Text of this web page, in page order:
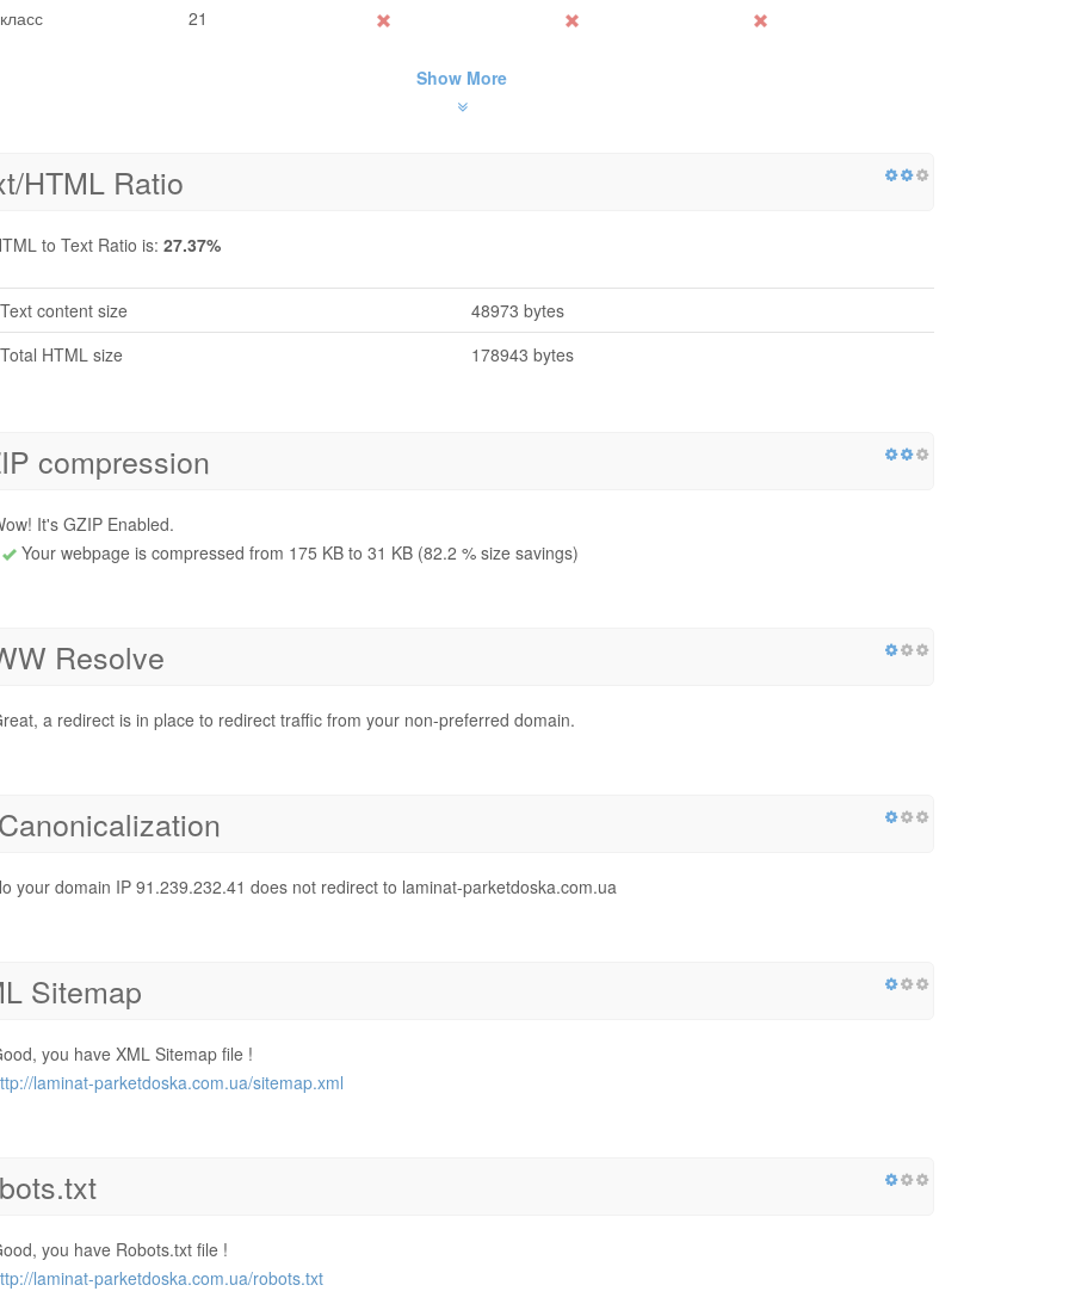
класс
21
Show More
HTML Ratio
to Text Ratio is: 27.37%
Text content size
48973 bytes
Total HTML size
178943 bytes
compression
It's GZIP Enabled.
Your webpage is compressed from 175 KB to 31 KB (82.2 % size savings)
Resolve
a redirect is in place to redirect traffic from your non-preferred domain.
your domain IP 91.239.232.41 does not redirect to laminat-parketdoska.com.ua
Sitemap
you have XML Sitemap file !
laminat-parketdoska.com.ua/sitemap.xml
you have Robots.txt file !
laminat-parketdoska.com.ua/robots.txt